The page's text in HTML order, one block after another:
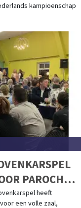
kampioenschap
PAROCHIE
heeft
een volle zaal,